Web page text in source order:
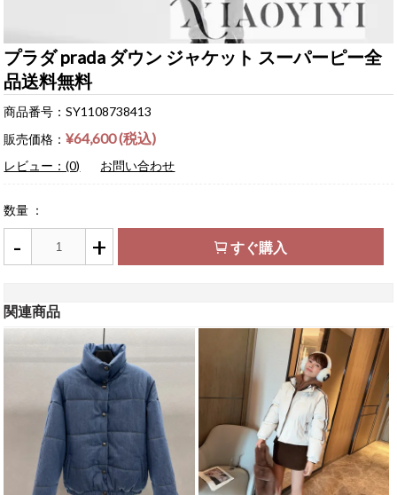
プラダ prada ダウン ジャケット スーパーピー全
品送料無料
商品番号：SY1108738413
販売価格：¥64,600 (税込)
レビュー：(0) お問い合わせ
数量 ：
- + すぐ購入
関連商品